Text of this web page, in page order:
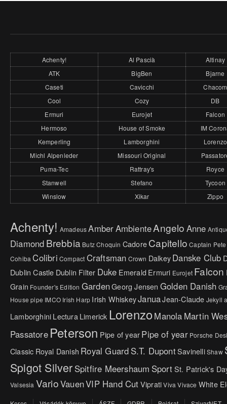
Achenty! Al Pascià
Altinay
ATK
BigBen
Bjarne
Caseti
Cavicchi
Chacom
Cool
Cozy
DB
Ermuri
Eurojet
Falcon
Hermoso
House of Smoke
IM
Kemperling
Lamborghini
Lorenzo
Michl Alpenleder
Missouri Original
Puma-Tec
Rattray's
Royce
Stanwell
Stefano
Tycoon
Winslow
Xikar Zippo
Achenty! Amadeus AmberAmbienteAngelo Anne
Diamond Brebbia Butz Choquin CadoreCapitello Captain Pete
Cohiba Colibri Compact Craftsman Crown DalkeyDanske Club
Dublin Castle Dublin Filter Duke Emerald Ermuri Eurojet Falcon
Grain Founder's Edition GardenGeorg Jensen Golden Danish
House pipe IMCO Irish Harp Irish WhiskeyJanuaJean-Claude Jekyll
LamborghiniLectura Limerick LorenzoManola Martin
Passatore Peterson Pipe of yearPipe of year Porsche
Classic Royal Danish Royal Guard S.T. DupontSavinelliShaw
Spigot Silver Spitfire Meershaum SportSt. Patrick's
Valsesia VarioVauenVIP Hand CutViprati Viva Vivace White